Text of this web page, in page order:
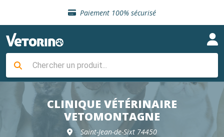
Paiement 100% sécurisé
Livraison gratuite en clinique vétérinaire
Sélection de croquettes vétérinaire
Livraison gratuite en clinique vétérinaire
Retour gratuit en clinique
Sélection de croquettes vétérinaire
CLINIQUE VÉTÉRINAIRE
VETOMONTAGNE
Saint-Jean-de-Sixt 74450